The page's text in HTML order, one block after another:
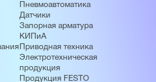
Пневмоавтоматика
Датчики
Запорная арматура
КИПиА
Приводная техника
Электротехническая
продукция
Продукция FESTO